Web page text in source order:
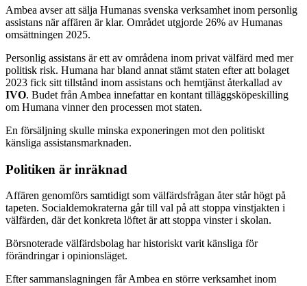
Ambea avser att sälja Humanas svenska verksamhet inom personlig
assistans när affären är klar. Området utgjorde 26% av Humanas
omsättningen 2025.
Personlig assistans är ett av områdena inom privat välfärd med mer
politisk risk. Humana har bland annat stämt staten efter att bolaget
2023 fick sitt tillstånd inom assistans och hemtjänst återkallad av
IVO. Budet från Ambea innefattar en kontant tilläggsköpeskilling
om Humana vinner den processen mot staten.
En försäljning skulle minska exponeringen mot den politiskt
känsliga assistansmarknaden.
Politiken är inräknad
Affären genomförs samtidigt som välfärdsfrågan åter står högt på
tapeten. Socialdemokraterna går till val på att stoppa vinstjakten i
välfärden, där det konkreta löftet är att stoppa vinster i skolan.
Börsnoterade välfärdsbolag har historiskt varit känsliga för
förändringar i opinionsläget.
Efter sammanslagningen får Ambea en större verksamhet inom